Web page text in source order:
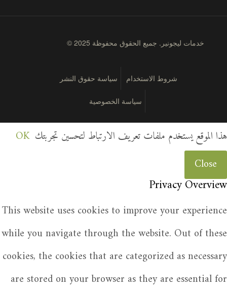
© 2025 خدمات ليجونير. جميع الحقوق محفوظة
شروط الاستخدام سياسة حقوق النشر
سياسة الخصوصية
هذا الموقع يستخدم ملفات تعريف الارتباط لتحسين تجربتك OK
Close
Privacy Overview
This website uses cookies to improve your experience
while you navigate through the website. Out of these
cookies, the cookies that are categorized as necessary
are stored on your browser as they are essential for